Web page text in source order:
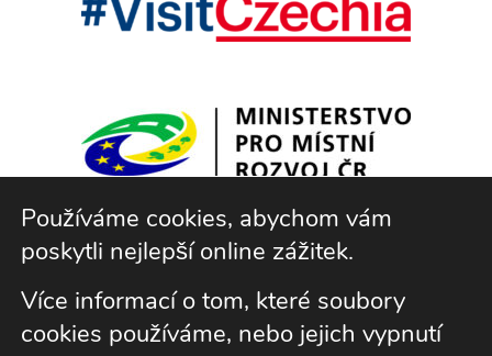
Zásady zpracování osobních údajů
Používáme cookies, abychom vám
poskytli nejlepší online zážitek.
Více informací o tom, které soubory
cookies používáme, nebo jejich vypnutí